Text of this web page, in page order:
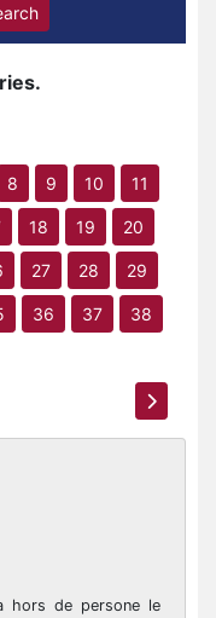
8 9 10 11
18 19 20
27 28 29
36 37 38
hors de persone le